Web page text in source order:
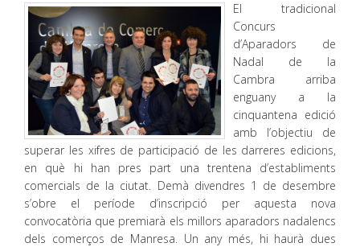
El tradicional
Concurs
d’Aparadors de
Nadal de la
Cambra arriba
enguany a la
cinquantena edició
amb l’objectiu de
superar les xifres de participació de les darreres edicions,
en què hi han pres part una trentena d’establiments
comercials de la ciutat. Demà divendres 1 de desembre
s’obre el període d’inscripció per aquesta nova
convocatòria que premiarà els millors aparadors nadalencs
dels comerços de Manresa. Un any més, hi haurà dues